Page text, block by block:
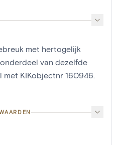
met hertogelijk
van dezelfde
met KIKobjectnr 160946.